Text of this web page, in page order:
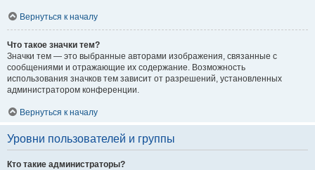
Вернуться к началу
Что такое значки тем?
Значки тем — это выбранные авторами изображения, связанные с
сообщениями и отражающие их содержание. Возможность
использования значков тем зависит от разрешений, установленных
администратором конференции.
Вернуться к началу
Уровни пользователей и группы
Кто такие администраторы?